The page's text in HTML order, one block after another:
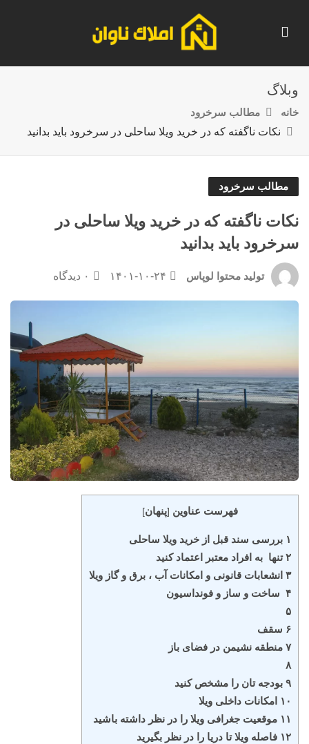
وبلاگ
خانه
مطالب سرخرود
نکات ناگفته که در خرید ویلا ساحلی در سرخرود باید بدانید
مطالب سرخرود
نکات ناگفته که در خرید ویلا ساحلی در
سرخرود باید بدانید
تولید محتوا لوپاس ۱۴۰۱-۱۰-۲۴ ۰ دیدگاه
فهرست عناوین [پنهان]
۱ بررسی سند قبل از خرید ویلا ساحلی
۲ تنها به افراد معتبر اعتماد کنید
۳ انشعابات قانونی و امکانات آب ، برق و گاز ویلا
۴ ساخت و ساز و فونداسیون
۵
۶ سقف
۷ منطقه نشیمن در فضای باز
۸
۹ بودجه تان را مشخص کنید
۱۰ امکانات داخلی ویلا
۱۱ موقعیت جغرافی ویلا را در نظر داشته باشید
۱۲ فاصله ویلا تا دریا را در نظر بگیرید